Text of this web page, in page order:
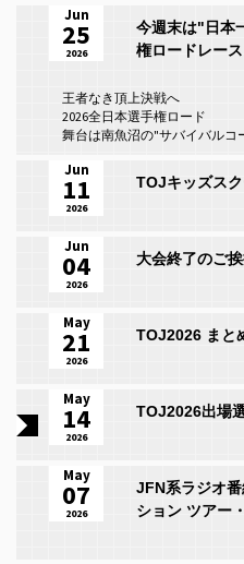
今週末は"日本
権ロードレース
王者なき頂上決戦へ
2026全日本選手権ロード
舞台は南魚沼の"サバイバルコ
Jun
25
2026
TOJキッズス
Jun
11
2026
大会終了のご
Jun
04
2026
TOJ2026 まと
May
21
2026
TOJ2026出場
May
14
2026
JFN系ラジオ
ション ツアー
May
07
2026